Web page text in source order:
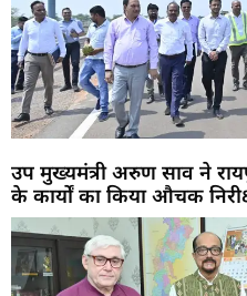
उप मुख्यमंत्री अरुण साव ने
के कार्यों का किया औचक